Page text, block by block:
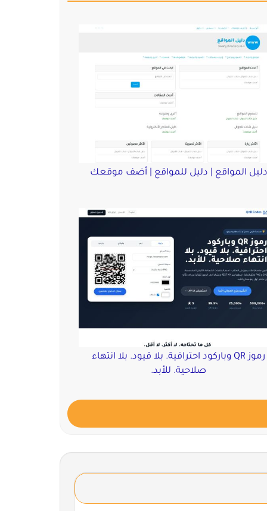
دليل المواقع | دليل للمواقع | أضف موقعك
رموز QR وباركود احترافية. بلا قيود. بلا انتهاء
صلاحية. للأبد.